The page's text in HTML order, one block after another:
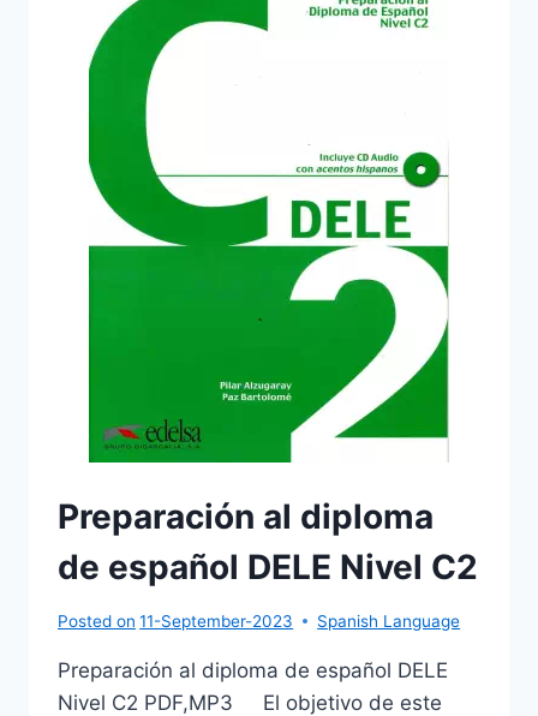
Preparación al diploma
de español DELE Nivel C2
Posted on 11-September-2023 Spanish Language
Preparación al diploma de español DELE
Nivel C2 PDF,MP3 El objetivo de este